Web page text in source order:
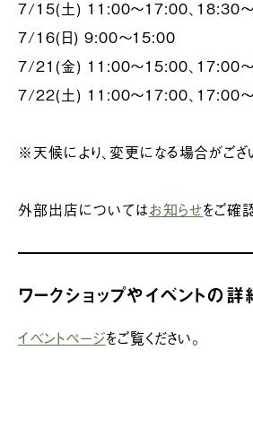
7/15(土) 11:00〜17:00、18:30
7/16(日) 9:00〜15:00
7/21(金) 11:00〜15:00、17:00
7/22(土) 11:00〜17:00、17:00
※天候により、変更になる場合がござ
外部出店についてはお知らせをご確
ワークショップやイベントの
イベントページをご覧ください。